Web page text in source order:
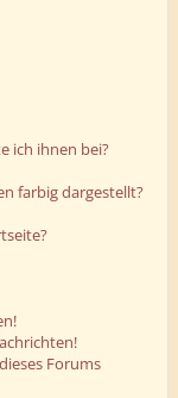
ich ihnen bei?
farbig dargestellt?
Forums